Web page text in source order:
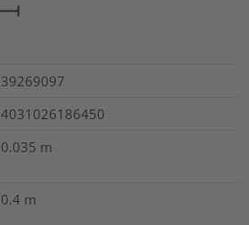
39269097
4031026186450
0.035 m
0.4 m